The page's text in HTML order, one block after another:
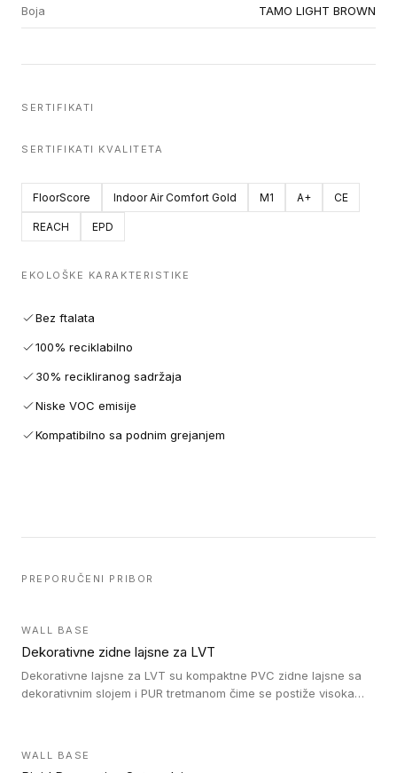
Boja TAMO LIGHT BROWN
SERTIFIKATI
SERTIFIKATI KVALITETA
FloorScore Indoor Air Comfort Gold M1 A+ CE
REACH EPD
EKOLOŠKE KARAKTERISTIKE
Bez ftalata
100% reciklabilno
30% recikliranog sadržaja
Niske VOC emisije
Kompatibilno sa podnim grejanjem
PREPORUČENI PRIBOR
WALL BASE
Dekorativne zidne lajsne za LVT
Dekorativne lajsne za LVT su kompaktne PVC zidne lajsne sa
dekorativnim slojem i PUR tretmanom čime se postiže visoka
WALL BASE